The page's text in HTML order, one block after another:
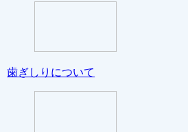
歯ぎしりについて